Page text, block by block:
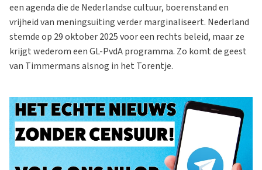
een agenda die de Nederlandse cultuur, boerenstand en
vrijheid van meningsuiting verder marginaliseert. Nederland
stemde op 29 oktober 2025 voor een rechts beleid, maar ze
krijgt wederom een GL-PvdA programma. Zo komt de geest
van Timmermans alsnog in het Torentje.